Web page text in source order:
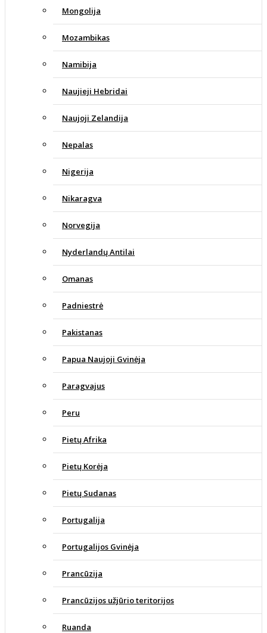
Mongolija
Mozambikas
Namibija
Naujieji Hebridai
Naujoji Zelandija
Nepalas
Nigerija
Nikaragva
Norvegija
Nyderlandų Antilai
Omanas
Padniestrė
Pakistanas
Papua Naujoji Gvinėja
Paragvajus
Peru
Pietų Afrika
Pietų Korėja
Pietų Sudanas
Portugalija
Portugalijos Gvinėja
Prancūzija
Prancūzijos užjūrio teritorijos
Ruanda